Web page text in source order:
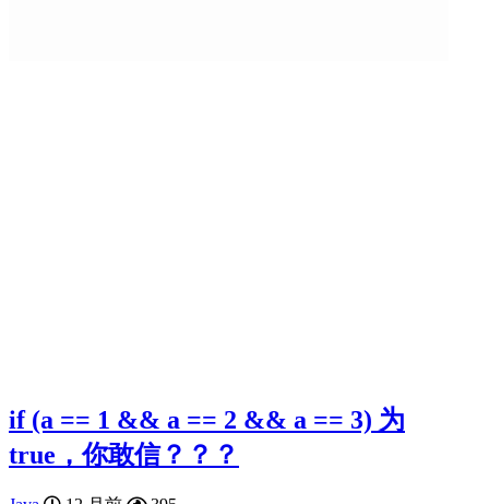
if (a == 1 && a == 2 && a == 3) 为
true，你敢信？？？